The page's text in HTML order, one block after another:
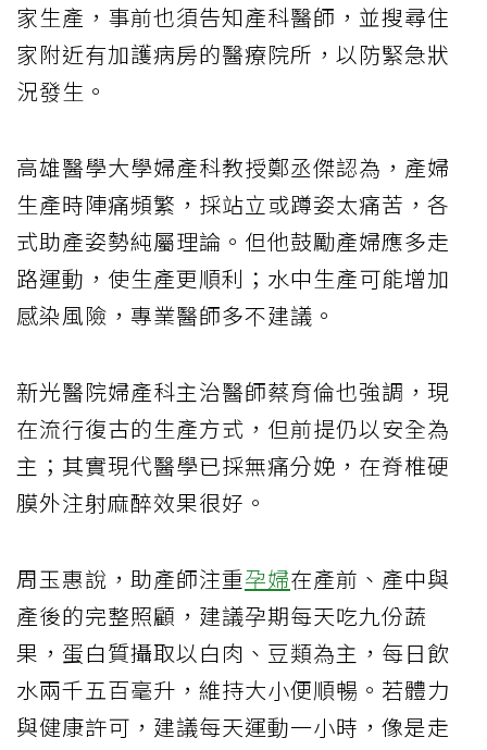
家生產，事前也須告知產科醫師，並搜尋住
家附近有加護病房的醫療院所，以防緊急狀
況發生。
高雄醫學大學婦產科教授鄭丞傑認為，產婦
生產時陣痛頻繁，採站立或蹲姿太痛苦，各
式助產姿勢純屬理論。但他鼓勵產婦應多走
路運動，使生產更順利；水中生產可能增加
感染風險，專業醫師多不建議。
新光醫院婦產科主治醫師蔡育倫也強調，現
在流行復古的生產方式，但前提仍以安全為
主；其實現代醫學已採無痛分娩，在脊椎硬
膜外注射麻醉效果很好。
周玉惠說，助產師注重孕婦在產前、產中與
產後的完整照顧，建議孕期每天吃九份蔬
果，蛋白質攝取以白肉、豆類為主，每日飲
水兩千五百毫升，維持大小便順暢。若體力
與健康許可，建議每天運動一小時，像是走